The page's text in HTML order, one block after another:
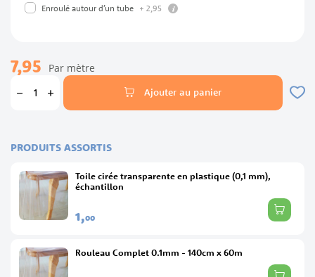
Enroulé autour d’un tube + 2, 95 info
7,95 Par mètre
Ajouter au panier
PRODUITS ASSORTIS
Toile cirée transparente en plastique (0,1 mm),
échantillon
1,00
Rouleau Complet 0.1mm - 140cm x 60m